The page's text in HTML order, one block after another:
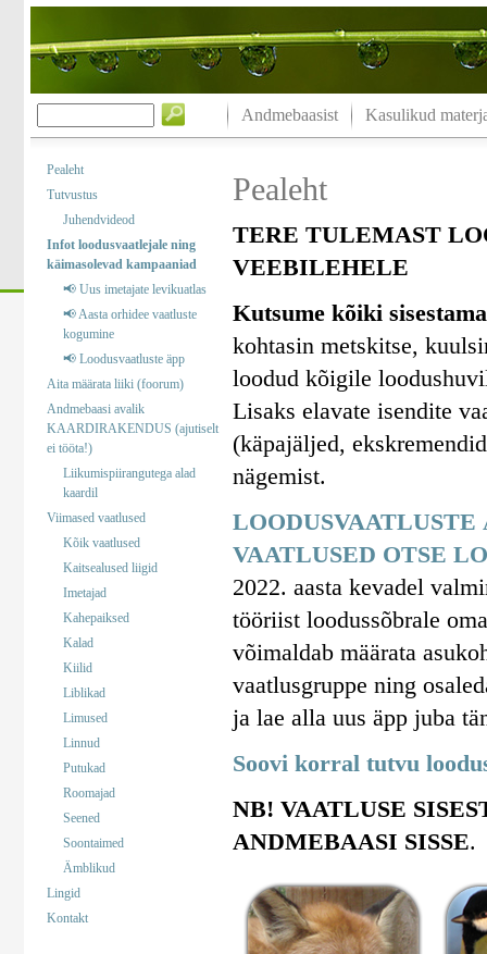
Andmebaasist Kasulikud
Pealeht
Tutvustus
Juhendvideod
Infot loodusvaatlejale ning
käimasolevad kampaaniad
📢 Uus imetajate levikuatlas
📢 Aasta orhidee vaatluste
kogumine
📢 Loodusvaatluste äpp
Aita määrata liiki (foorum)
Andmebaasi avalik
KAARDIRAKENDUS (ajutiselt
ei tööta!)
Liikumispiirangutega alad
kaardil
Viimased vaatlused
Kõik vaatlused
Kaitsealused liigid
Imetajad
Kahepaiksed
Kalad
Kiilid
Liblikad
Limused
Linnud
Putukad
Roomajad
Seened
Soontaimed
Ämblikud
Lingid
Kontakt
Pealeht
TERE TULEMAST
VEEBILEHELE
Kutsume kõiki
kohtasin metskitse,
loodud kõigile
Lisaks elavate isendite
(käpajäljed,
nägemist.
VAATLUSED OTSE
2022. aasta kevadel
tööriist loodussõbrale
võimaldab määrata
vaatlusgruppe ning
ja lae alla uus äpp juba
Soovi korral tutvu
NB! VAATLUSE
ANDMEBAASI SISSE.